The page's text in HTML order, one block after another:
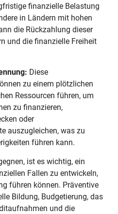
finanzielle Belastung
in Ländern mit hohen
die Rückzahlung dieser
und die finanzielle Freiheit
Diese
zu einem plötzlichen
Ressourcen führen, um
zu finanzieren,
oder
auszugleichen, was zu
führen kann.
ist es wichtig, ein
Fallen zu entwickeln,
führen können. Präventive
Bildung, Budgetierung, das
und die